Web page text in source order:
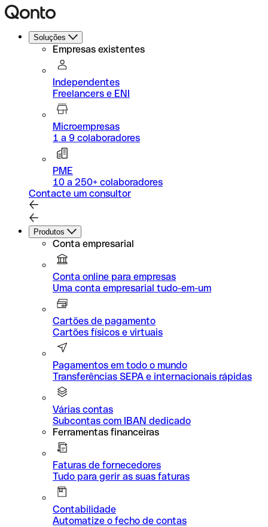
Soluções
Empresas existentes
Independentes
Freelancers e ENI
Microempresas
1 a 9 colaboradores
PME
10 a 250+ colaboradores
Contacte um consultor
Produtos
Conta empresarial
Conta online para empresas
Uma conta empresarial tudo-em-um
Cartões de pagamento
Cartões físicos e virtuais
Pagamentos em todo o mundo
Transferências SEPA e internacionais rápidas
Várias contas
Subcontas com IBAN dedicado
Ferramentas financeiras
Faturas de fornecedores
Tudo para gerir as suas faturas
Contabilidade
Automatize o fecho de contas